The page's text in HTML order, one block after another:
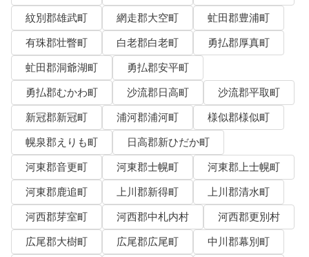
紋別郡雄武町
網走郡大空町
虻田郡豊浦町
有珠郡壮瞥町
白老郡白老町
勇払郡厚真町
虻田郡洞爺湖町
勇払郡安平町
勇払郡むかわ町
沙流郡日高町
沙流郡平取町
新冠郡新冠町
浦河郡浦河町
様似郡様似町
幌泉郡えりも町
日高郡新ひだか町
河東郡音更町
河東郡士幌町
河東郡上士幌町
河東郡鹿追町
上川郡新得町
上川郡清水町
河西郡芽室町
河西郡中札内村
河西郡更別村
広尾郡大樹町
広尾郡広尾町
中川郡幕別町